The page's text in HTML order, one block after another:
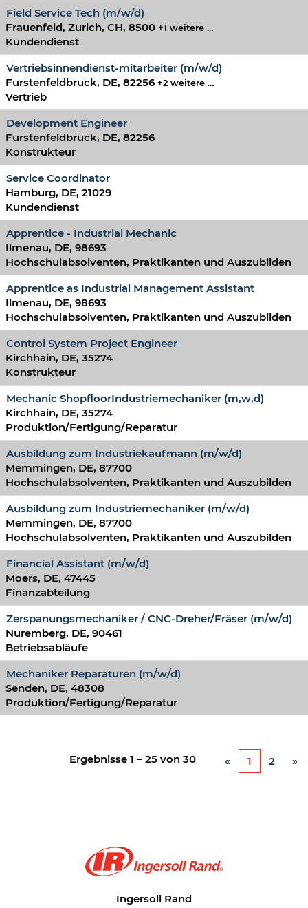
Field Service Tech (m/w/d)
Frauenfeld, Zurich, CH, 8500 +1 weitere …
Kundendienst
Vertriebsinnendienst-mitarbeiter (m/w/d)
Furstenfeldbruck, DE, 82256 +2 weitere …
Vertrieb
Development Engineer
Furstenfeldbruck, DE, 82256
Konstrukteur
Service Coordinator
Hamburg, DE, 21029
Kundendienst
Apprentice - Industrial Mechanic
Ilmenau, DE, 98693
Hochschulabsolventen, Praktikanten und Auszubilden
Apprentice as Industrial Management Assistant
Ilmenau, DE, 98693
Hochschulabsolventen, Praktikanten und Auszubilden
Control System Project Engineer
Kirchhain, DE, 35274
Konstrukteur
Mechanic ShopfloorIndustriemechaniker (m,w,d)
Kirchhain, DE, 35274
Produktion/Fertigung/Reparatur
Ausbildung zum Industriekaufmann (m/w/d)
Memmingen, DE, 87700
Hochschulabsolventen, Praktikanten und Auszubilden
Ausbildung zum Industriemechaniker (m/w/d)
Memmingen, DE, 87700
Hochschulabsolventen, Praktikanten und Auszubilden
Financial Assistant (m/w/d)
Moers, DE, 47445
Finanzabteilung
Zerspanungsmechaniker / CNC-Dreher/Fräser (m/w/d)
Nuremberg, DE, 90461
Betriebsabläufe
Mechaniker Reparaturen (m/w/d)
Senden, DE, 48308
Produktion/Fertigung/Reparatur
Ergebnisse 1 – 25 von 30 « 1 2 »
Ingersoll Rand